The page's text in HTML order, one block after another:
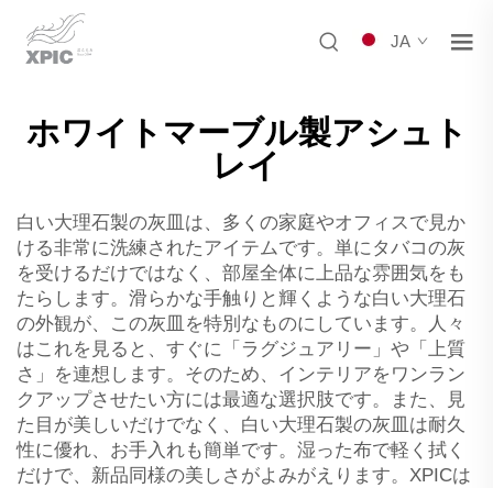
JA
ホワイトマーブル製アシュト
レイ
白い大理石製の灰皿は、多くの家庭やオフィスで見か
ける非常に洗練されたアイテムです。単にタバコの灰
を受けるだけではなく、部屋全体に上品な雰囲気をも
たらします。滑らかな手触りと輝くような白い大理石
の外観が、この灰皿を特別なものにしています。人々
はこれを見ると、すぐに「ラグジュアリー」や「上質
さ」を連想します。そのため、インテリアをワンラン
クアップさせたい方には最適な選択肢です。また、見
た目が美しいだけでなく、白い大理石製の灰皿は耐久
性に優れ、お手入れも簡単です。湿った布で軽く拭く
だけで、新品同様の美しさがよみがえります。XPICは